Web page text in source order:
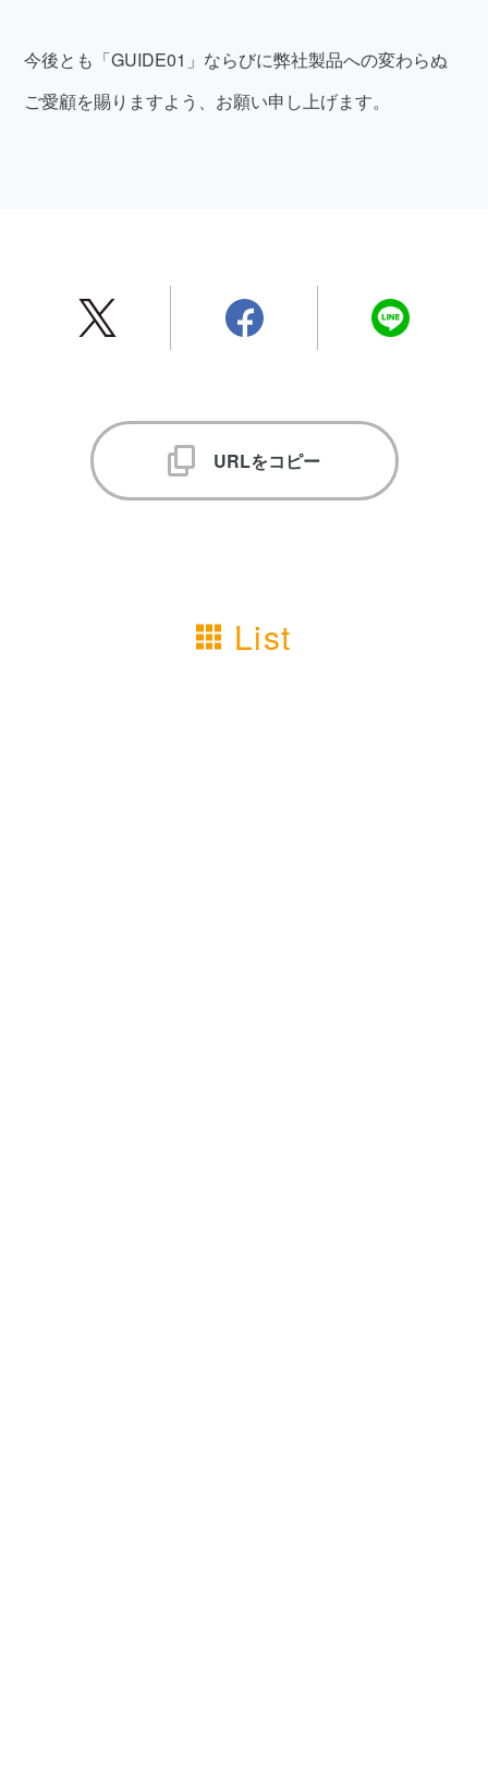
今後とも「GUIDE01」ならびに弊社製品への変わらぬ
ご愛顧を賜りますよう、お願い申し上げます。
URLをコピー
List